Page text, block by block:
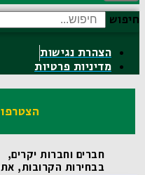
חיפוש
הצהרת נגישות
מדיניות פרטיות
הצטרפו
חברים וחברות יקרים,
בבחירות הקרובות,